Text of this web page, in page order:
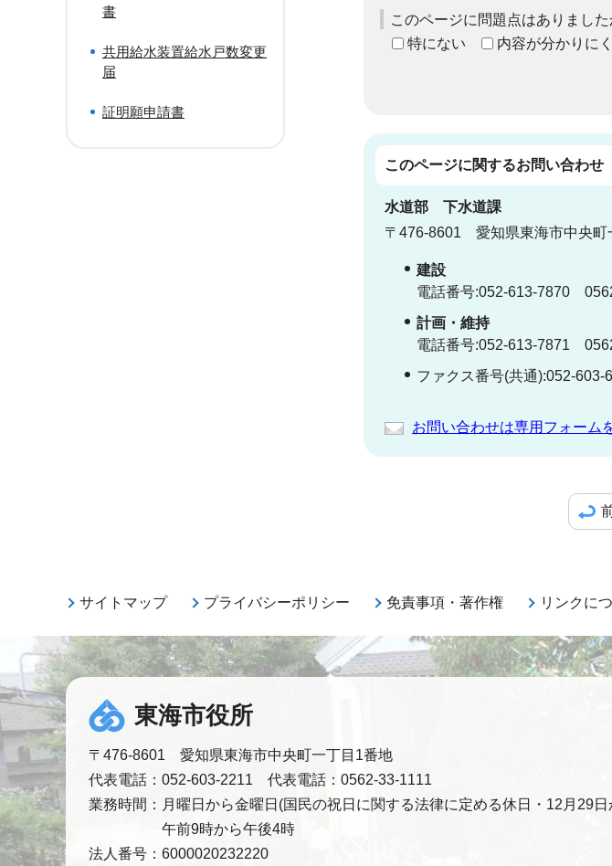
このページに問題点はありまし
特にない
内容が分かりに
このページに関するお問い合わせ
水道部 下水道課
〒476-8601 愛知県東海市中央町
建設
電話番号:052-613-7870
計画・維持
電話番号:052-613-7871
ファクス番号(共通):052-603-
お問い合わせは専用フォーム
書
共用給水装置給水戸数変更
届
証明願申請書
サイトマップ プライバシーポリシー 免責事項・著作権 リンクに
東海市役所
〒476-8601 愛知県東海市中央町一丁目1番地
代表電話：052-603-2211 代表電話：0562-33-1111
業務時間： 月曜日から金曜日(国民の祝日に関する法律に定める休日・12月29
午前9時から午後4時
法人番号： 6000020232220